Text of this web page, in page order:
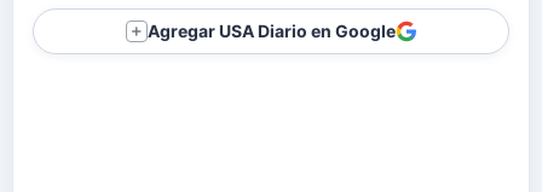
＋ Agregar USA Diario en Google